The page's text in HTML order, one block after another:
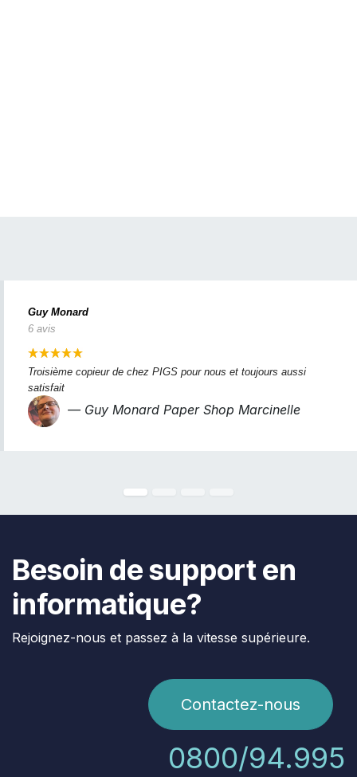
Guy Monard
6 avis
Troisième copieur de chez PIGS pour nous et toujours aussi
satisfait
— Guy Monard Paper Shop Marcinelle
Besoin de support en
informatique?
Rejoignez-nous et passez à la vitesse supérieure.
Contactez-nous
0800/94.995